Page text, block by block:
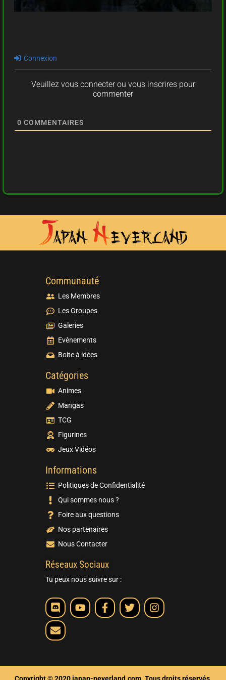
Connexion
Veuillez vous connecter ou vous inscrires pour
commenter
0 COMMENTAIRES
Communauté
Les Membres
Les Groupes
Galeries
Evènements
Boite à idées
Catégories
Animes
Mangas
TCG
Figurines
Jeux Vidéos
Informations
Politiques de Confidentialité
Qui sommes nous ?
Foire aux questions
Nos partenaires
Nous Contacter
Réseaux Sociaux
Tu peux nous suivre sur :
Copyright © 2020 japan-neverland.com. Tous droits réservés.